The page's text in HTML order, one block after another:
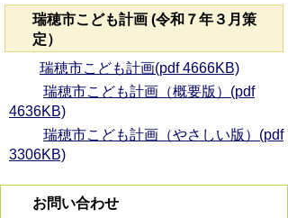
瑞穂市こども計画 (令和７年３月策
定）
瑞穂市こども計画(pdf 4666KB)
瑞穂市こども計画（概要版）(pdf
4636KB)
瑞穂市こども計画（やさしい版）(pdf
3306KB)
お問い合わせ